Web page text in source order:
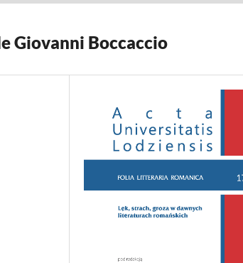
Giovanni Boccaccio